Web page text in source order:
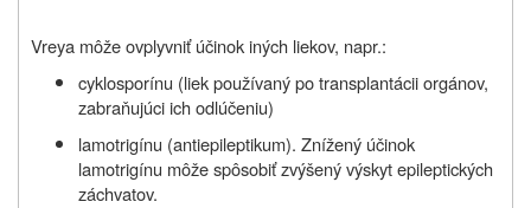
Vreya môže ovplyvniť účinok iných liekov, napr.:
cyklosporínu (liek používaný po transplantácii orgánov,
zabraňujúci ich odlúčeniu)
lamotrigínu (antiepileptikum). Znížený účinok
lamotrigínu môže spôsobiť zvýšený výskyt epileptických
záchvatov.